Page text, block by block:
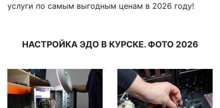
услуги по самым выгодным ценам в 2026 году!
НАСТРОЙКА ЭДО В КУРСКЕ. ФОТО 2026